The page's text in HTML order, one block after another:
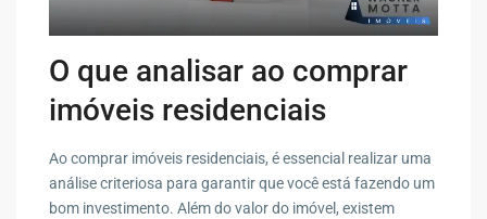
O que analisar ao comprar
imóveis residenciais
Ao comprar imóveis residenciais, é essencial realizar uma
análise criteriosa para garantir que você está fazendo um
bom investimento. Além do valor do imóvel, existem